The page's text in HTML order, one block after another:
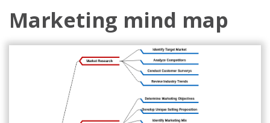
Marketing mind map